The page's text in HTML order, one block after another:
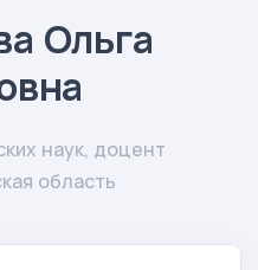
Ольга
наук, доцент
область